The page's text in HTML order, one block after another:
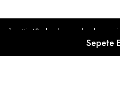
Buratti, 40 yılı aşkın perakende
illerinde 22 şubesi bulunan Çetin